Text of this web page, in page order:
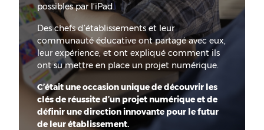
possibles par l’iPad.
Des chefs d’établissements et leur
communauté éducative ont partagé avec eux,
leur expérience, et ont expliqué comment ils
ont su mettre en place un projet numérique.
C’était une occasion unique de découvrir les
clés de réussite d’un projet numérique et de
définir une direction innovante pour le futur
de leur établissement.